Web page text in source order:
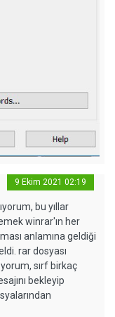
9 Ekim 2021 02:19
bu yıllar
winrar'ın her
anlamına geldiği
rar dosyası
sırf birkaç
bekleyip